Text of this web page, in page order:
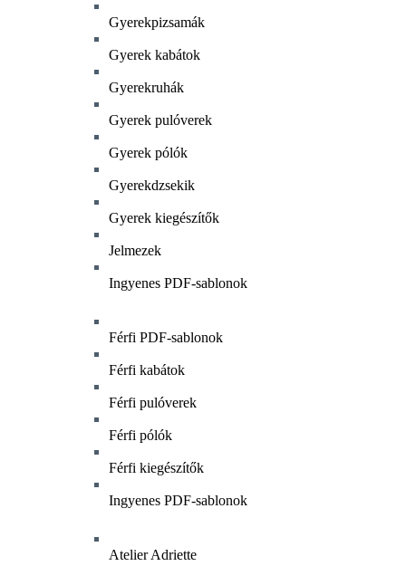
Gyerekpizsamák
Gyerek kabátok
Gyerekruhák
Gyerek pulóverek
Gyerek pólók
Gyerekdzsekik
Gyerek kiegészítők
Jelmezek
Ingyenes PDF-sablonok
Férfi PDF-sablonok
Férfi kabátok
Férfi pulóverek
Férfi pólók
Férfi kiegészítők
Ingyenes PDF-sablonok
Atelier Adriette